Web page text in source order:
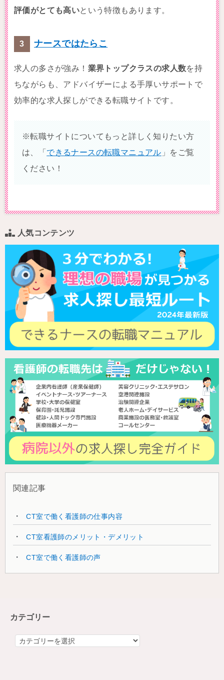
評価がとても高いという特徴もあります。
ナースではたらこ
求人の多さが強み！ 業界トップクラスの求人数を持
ちながらも、アドバイザーによる手厚いサポートで
効率的な求人探しができる転職サイトです。
※転職サイトについてもっと詳しく知りたい方
は、「できるナースの転職マニュアル 」をご覧
ください！
人気コンテンツ
関連記事
CT室で働く看護師の仕事内容
CT室看護師のメリット・デメリット
CT室で働く看護師の声
カテゴリー
カ